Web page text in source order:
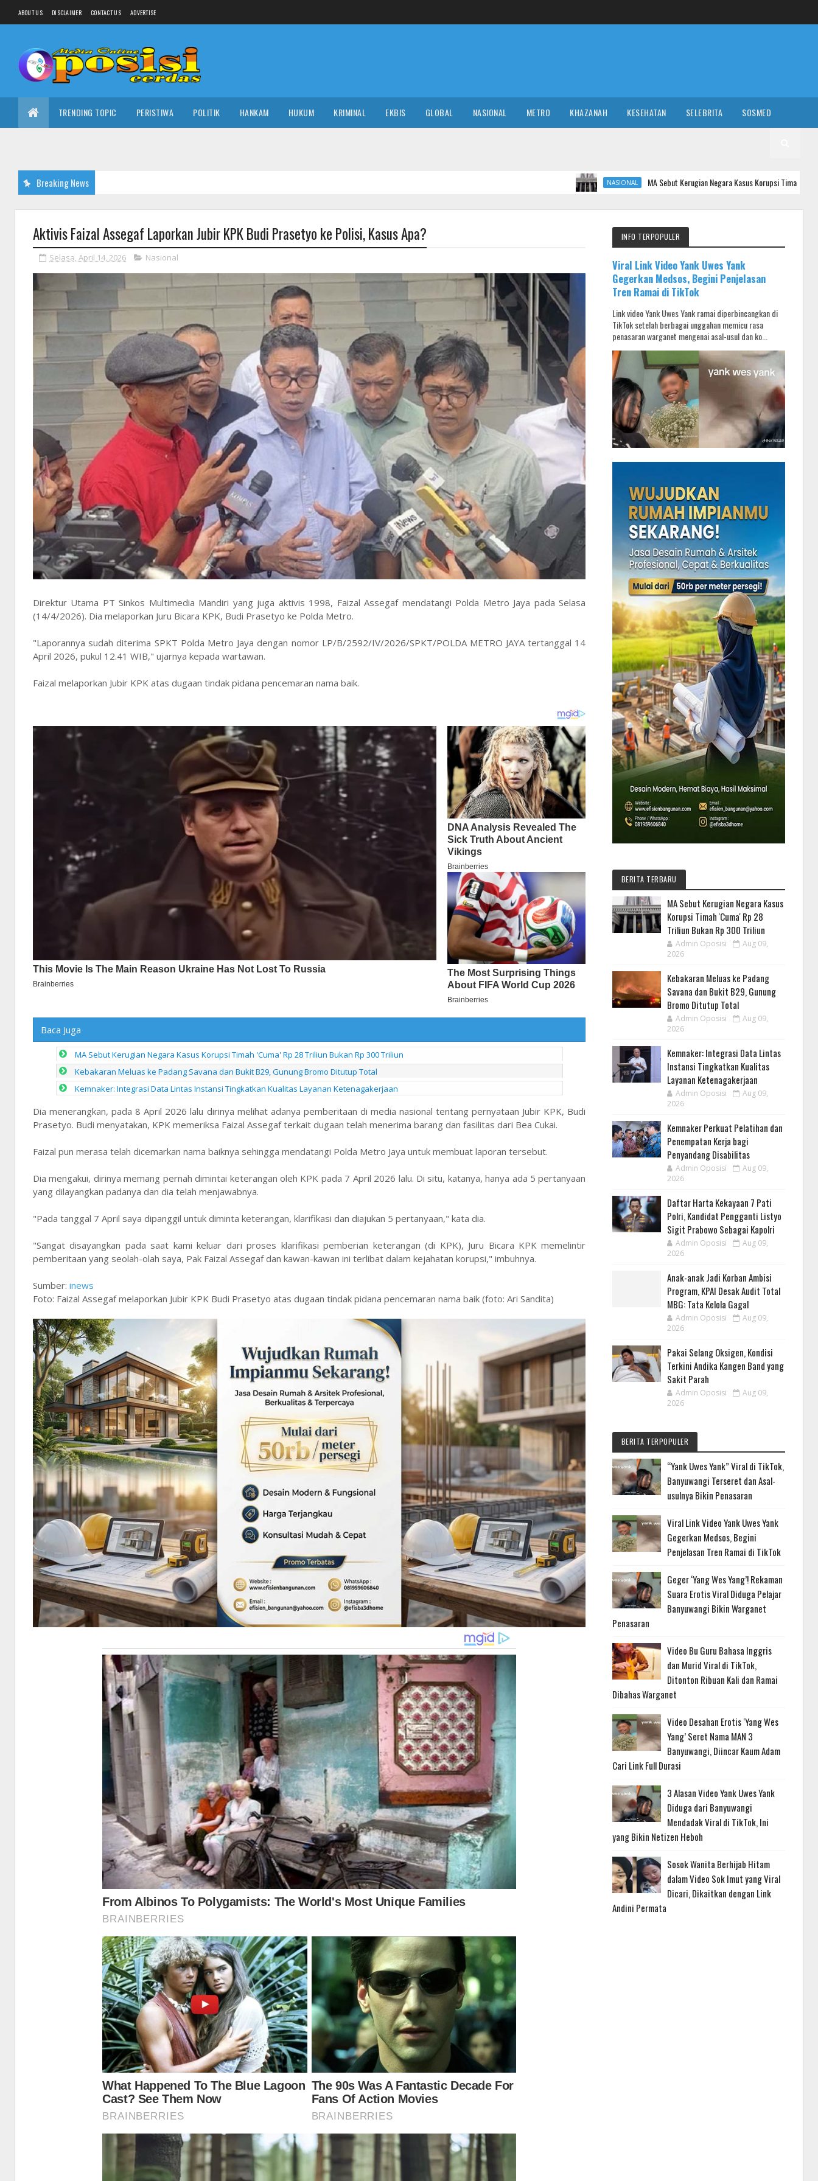
ABOUT US DISCLAIMER CONTACT US ADVERTISE
TRENDING TOPIC PERISTIWA POLITIK HANKAM HUKUM KRIMINAL EKBIS GLOBAL NASIONAL METRO KHAZANAH KESEHATAN SELEBRITA SOSMED
Breaking News NASIONAL MA Sebut Kerugian Negara Kasus Korupsi Timah 'Cuma' Rp 28 Triliun
Aktivis Faizal Assegaf Laporkan Jubir KPK Budi Prasetyo ke Polisi, Kasus Apa?
Selasa, April 14, 2026 Nasional
Direktur Utama PT Sinkos Multimedia Mandiri yang juga aktivis 1998, Faizal Assegaf mendatangi Polda Metro Jaya pada Selasa
(14/4/2026). Dia melaporkan Juru Bicara KPK, Budi Prasetyo ke Polda Metro.
"Laporannya sudah diterima SPKT Polda Metro Jaya dengan nomor LP/B/2592/IV/2026/SPKT/POLDA METRO JAYA tertanggal 14
April 2026, pukul 12.41 WIB," ujarnya kepada wartawan.
Faizal melaporkan Jubir KPK atas dugaan tindak pidana pencemaran nama baik.
Baca Juga
MA Sebut Kerugian Negara Kasus Korupsi Timah 'Cuma' Rp 28 Triliun Bukan Rp 300 Triliun
Kebakaran Meluas ke Padang Savana dan Bukit B29, Gunung Bromo Ditutup Total
Kemnaker: Integrasi Data Lintas Instansi Tingkatkan Kualitas Layanan Ketenagakerjaan
Dia menerangkan, pada 8 April 2026 lalu dirinya melihat adanya pemberitaan di media nasional tentang pernyataan Jubir KPK, Budi
Prasetyo. Budi menyatakan, KPK memeriksa Faizal Assegaf terkait dugaan telah menerima barang dan fasilitas dari Bea Cukai.
Faizal pun merasa telah dicemarkan nama baiknya sehingga mendatangi Polda Metro Jaya untuk membuat laporan tersebut.
Dia mengakui, dirinya memang pernah dimintai keterangan oleh KPK pada 7 April 2026 lalu. Di situ, katanya, hanya ada 5 pertanyaan
yang dilayangkan padanya dan dia telah menjawabnya.
"Pada tanggal 7 April saya dipanggil untuk diminta keterangan, klarifikasi dan diajukan 5 pertanyaan," kata dia.
"Sangat disayangkan pada saat kami keluar dari proses klarifikasi pemberian keterangan (di KPK), Juru Bicara KPK memelintir
pemberitaan yang seolah-olah saya, Pak Faizal Assegaf dan kawan-kawan ini terlibat dalam kejahatan korupsi," imbuhnya.
Sumber: inews
Foto: Faizal Assegaf melaporkan Jubir KPK Budi Prasetyo atas dugaan tindak pidana pencemaran nama baik (foto: Ari Sandita)
INFO TERPOPULER
Viral Link Video Yank Uwes Yank
Gegerkan Medsos, Begini Penjelasan
Tren Ramai di TikTok
Link video Yank Uwes Yank ramai diperbincangkan di
TikTok setelah berbagai unggahan memicu rasa
penasaran warganet mengenai asal-usul dan ko...
BERITA TERBARU
MA Sebut Kerugian Negara Kasus
Korupsi Timah 'Cuma' Rp 28
Triliun Bukan Rp 300 Triliun
Admin Oposisi
Aug 09,
2026
Kebakaran Meluas ke Padang
Savana dan Bukit B29, Gunung
Bromo Ditutup Total
Admin Oposisi
Aug 09,
2026
Kemnaker: Integrasi Data Lintas
Instansi Tingkatkan Kualitas
Layanan Ketenagakerjaan
Admin Oposisi
Aug 09,
2026
Kemnaker Perkuat Pelatihan dan
Penempatan Kerja bagi
Penyandang Disabilitas
Admin Oposisi
Aug 09,
2026
Daftar Harta Kekayaan 7 Pati
Polri, Kandidat Pengganti Listyo
Sigit Prabowo Sebagai Kapolri
Admin Oposisi
Aug 09,
2026
Anak-anak Jadi Korban Ambisi
Program, KPAI Desak Audit Total
MBG: Tata Kelola Gagal
Admin Oposisi
Aug 09,
2026
Pakai Selang Oksigen, Kondisi
Terkini Andika Kangen Band yang
Sakit Parah
Admin Oposisi
Aug 09,
2026
BERITA TERPOPULER
“Yank Uwes Yank” Viral di TikTok,
Banyuwangi Terseret dan Asal-
usulnya Bikin Penasaran
Viral Link Video Yank Uwes Yank
Gegerkan Medsos, Begini
Penjelasan Tren Ramai di TikTok
Geger ‘Yang Wes Yang’! Rekaman
Suara Erotis Viral Diduga Pelajar
Banyuwangi Bikin Warganet
Penasaran
Video Bu Guru Bahasa Inggris
dan Murid Viral di TikTok,
Ditonton Ribuan Kali dan Ramai
Dibahas Warganet
Video Desahan Erotis ‘Yang Wes
Yang’ Seret Nama MAN 3
Banyuwangi, Diincar Kaum Adam
Cari Link Full Durasi
3 Alasan Video Yank Uwes Yank
Diduga dari Banyuwangi
Mendadak Viral di TikTok, Ini
yang Bikin Netizen Heboh
Sosok Wanita Berhijab Hitam
dalam Video Sok Imut yang Viral
Dicari, Dikaitkan dengan Link
Andini Permata